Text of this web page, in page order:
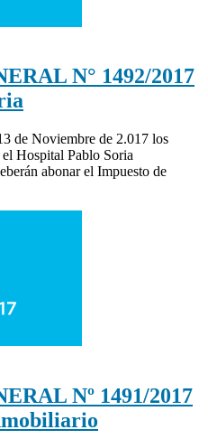
N° 1492/2017
de Noviembre de 2.017 los
Hospital Pablo Soria
abonar el Impuesto de
Nº 1491/2017